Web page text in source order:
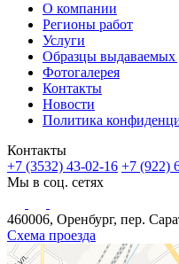
О компании
Регионы работ
Услуги
Образцы выдаваемых
Фотогалерея
Контакты
Новости
Политика
Контакты
+7 (3532) 43-02-16 +7 (922)
Мы в соц. сетях
460006, Оренбург, пер.
Схема проезда